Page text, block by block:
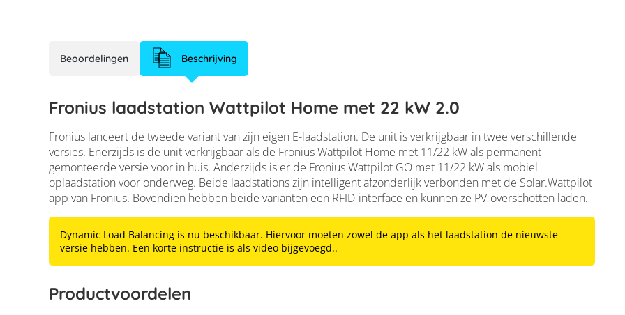
Beoordelingen Beschrijving
Fronius laadstation Wattpilot Home met 22 kW 2.0
Fronius lanceert de tweede variant van zijn eigen E-laadstation. De unit is verkrijgbaar in twee verschillende
versies. Enerzijds is de unit verkrijgbaar als de Fronius Wattpilot Home met 11/22 kW als permanent
gemonteerde versie voor in huis. Anderzijds is er de Fronius Wattpilot GO met 11/22 kW als mobiel
oplaadstation voor onderweg. Beide laadstations zijn intelligent afzonderlijk verbonden met de Solar.Wattpilot
app van Fronius. Bovendien hebben beide varianten een RFID-interface en kunnen ze PV-overschotten laden.
Dynamic Load Balancing is nu beschikbaar. Hiervoor moeten zowel de app als het laadstation de nieuwste
versie hebben. Een korte instructie is als video bijgevoegd..
Productvoordelen